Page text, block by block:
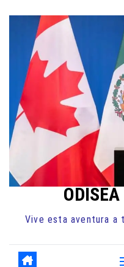
contenido
Vive esta aventura